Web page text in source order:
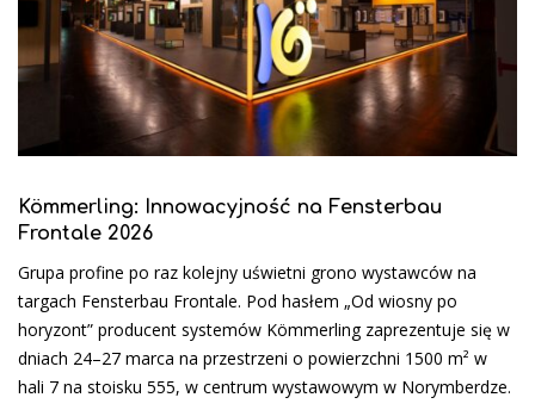
Kömmerling: Innowacyjność na Fensterbau
Frontale 2026
Grupa profine po raz kolejny uświetni grono wystawców na
targach Fensterbau Frontale. Pod hasłem „Od wiosny po
horyzont” producent systemów Kömmerling zaprezentuje się w
dniach 24–27 marca na przestrzeni o powierzchni 1500 m² w
hali 7 na stoisku 555, w centrum wystawowym w Norymberdze.